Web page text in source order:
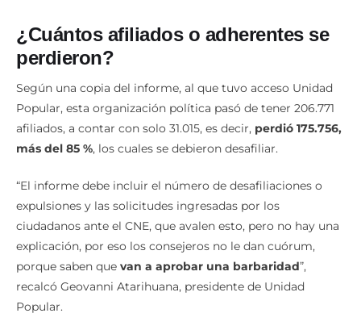
¿Cuántos afiliados o adherentes se
perdieron?
Según una copia del informe, al que tuvo acceso Unidad
Popular, esta organización política pasó de tener 206.771
afiliados, a contar con solo 31.015, es decir, perdió 175.756,
más del 85 %, los cuales se debieron desafiliar.
“El informe debe incluir el número de desafiliaciones o
expulsiones y las solicitudes ingresadas por los
ciudadanos ante el CNE, que avalen esto, pero no hay una
explicación, por eso los consejeros no le dan cuórum,
porque saben que van a aprobar una barbaridad”,
recalcó Geovanni Atarihuana, presidente de Unidad
Popular.